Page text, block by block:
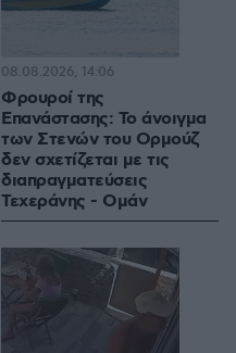
Φρουροί της
Επανάστασης: Το άνοιγμα
των Στενών του Ορμούζ
δεν σχετίζεται με τις
διαπραγματεύσεις
Τεχεράνης - Ομάν
08.08.2026, 14:06